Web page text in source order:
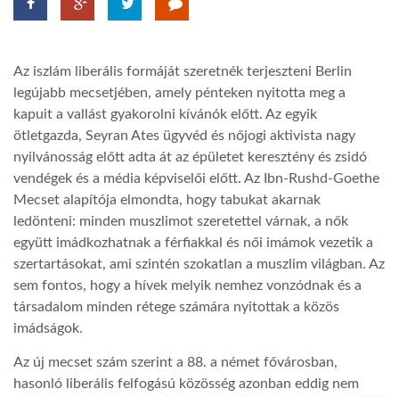
TROPICALMAGAZIN
AFRIKA TUDÁSTÁR
A NAP SZÉPE
LINKTR.EE
GLOBOZSARU
DOBRAVERO.HU
Az iszlám liberális formáját szeretnék terjeszteni Berlin
legújabb mecsetjében, amely pénteken nyitotta meg a
kapuit a vallást gyakorolni kívánók előtt. Az egyik
ötletgazda, Seyran Ates ügyvéd és nőjogi aktivista nagy
nyilvánosság előtt adta át az épületet keresztény és zsidó
vendégek és a média képviselői előtt. Az Ibn-Rushd-Goethe
Mecset alapítója elmondta, hogy tabukat akarnak
ledönteni: minden muszlimot szeretettel várnak, a nők
együtt imádkozhatnak a férfiakkal és női imámok vezetik a
szertartásokat, ami szintén szokatlan a muszlim világban. Az
sem fontos, hogy a hívek melyik nemhez vonzódnak és a
társadalom minden rétege számára nyitottak a közös
imádságok.
Az új mecset szám szerint a 88. a német fővárosban,
hasonló liberális felfogású közösség azonban eddig nem